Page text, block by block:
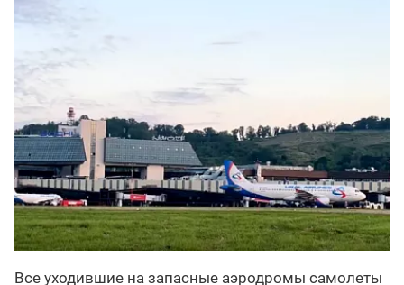
Все уходившие на запасные аэродромы самолеты